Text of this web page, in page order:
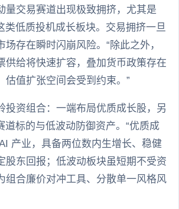
量交易赛道出现极致拥挤，尤其是
类低质投机成长板块。交易拥挤一旦
场存在瞬时闪崩风险。“除此之外，
供给将快速扩容，叠加货币政策存在
估值扩张空间会受到约束。”
投资组合：一端布局优质成长股，另
道标的与低波动防御资产。“优质成
产业，具备两位数内生增长、稳健
股东回报；低波动板块虽短期不受资
组合廉价对冲工具、分散单一风格风